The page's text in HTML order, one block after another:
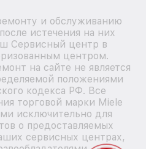
и обслуживанию
истечения на них
Сервисный центр в
центром.
на сайте не является
положениями
кодекса РФ. Все
торговой марки Miele
исключительно для
о предоставляемых
сервисных центрах,